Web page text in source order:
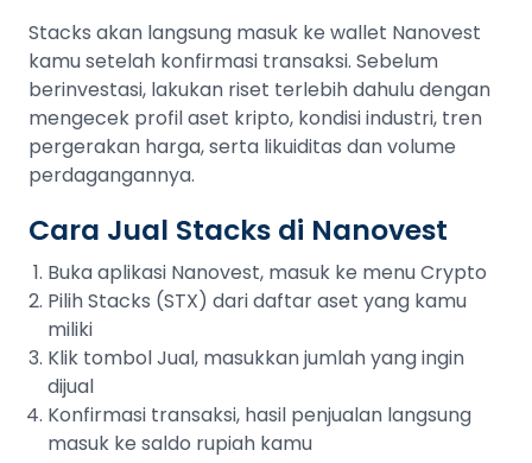
Stacks akan langsung masuk ke wallet Nanovest
kamu setelah konfirmasi transaksi. Sebelum
berinvestasi, lakukan riset terlebih dahulu dengan
mengecek profil aset kripto, kondisi industri, tren
pergerakan harga, serta likuiditas dan volume
perdagangannya.
Cara Jual Stacks di Nanovest
Buka aplikasi Nanovest, masuk ke menu Crypto
Pilih Stacks (STX) dari daftar aset yang kamu
miliki
Klik tombol Jual, masukkan jumlah yang ingin
dijual
Konfirmasi transaksi, hasil penjualan langsung
masuk ke saldo rupiah kamu